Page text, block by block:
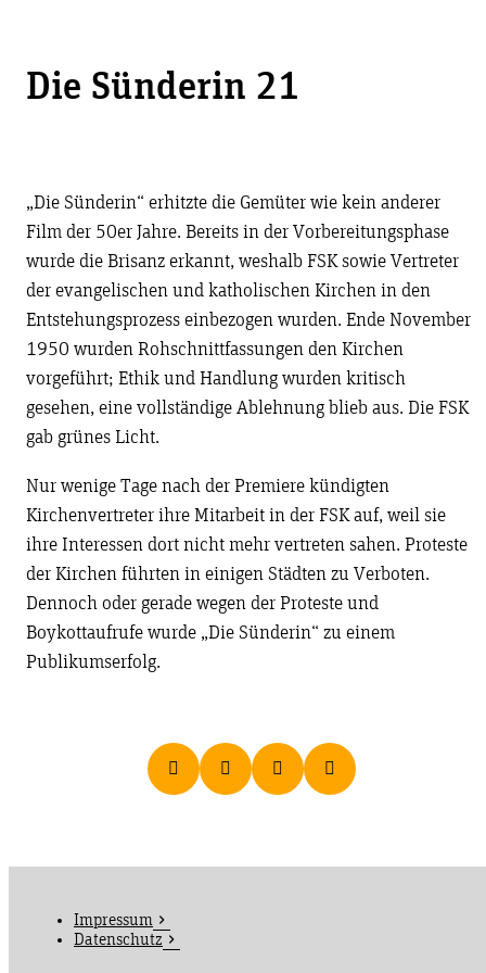
Die Sünderin 21
„Die Sünderin“ erhitzte die Gemüter wie kein anderer
Film der 50er Jahre. Bereits in der Vorbereitungsphase
wurde die Brisanz erkannt, weshalb FSK sowie Vertreter
der evangelischen und katholischen Kirchen in den
Entstehungsprozess einbezogen wurden. Ende November
1950 wurden Rohschnittfassungen den Kirchen
vorgeführt; Ethik und Handlung wurden kritisch
gesehen, eine vollständige Ablehnung blieb aus. Die FSK
gab grünes Licht.
Nur wenige Tage nach der Premiere kündigten
Kirchenvertreter ihre Mitarbeit in der FSK auf, weil sie
ihre Interessen dort nicht mehr vertreten sahen. Proteste
der Kirchen führten in einigen Städten zu Verboten.
Dennoch oder gerade wegen der Proteste und
Boykottaufrufe wurde „Die Sünderin“ zu einem
Publikumserfolg.
Impressum
Datenschutz